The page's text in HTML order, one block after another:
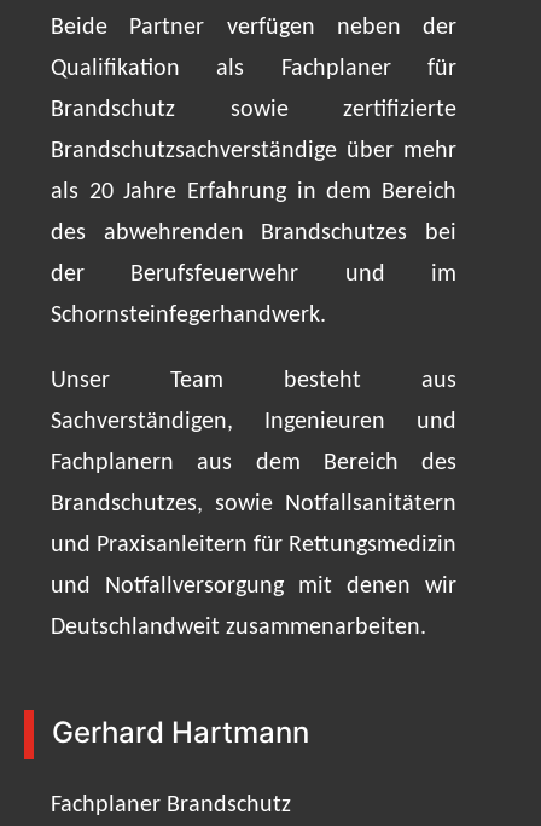
Beide Partner verfügen neben der
Qualifikation als Fachplaner für
Brandschutz sowie zertifizierte
Brandschutzsachverständige über mehr
als 20 Jahre Erfahrung in dem Bereich
des abwehrenden Brandschutzes bei
der Berufsfeuerwehr und im
Schornsteinfegerhandwerk.
Unser Team besteht aus
Sachverständigen, Ingenieuren und
Fachplanern aus dem Bereich des
Brandschutzes, sowie Notfallsanitätern
und Praxisanleitern für Rettungsmedizin
und Notfallversorgung mit denen wir
Deutschlandweit zusammenarbeiten.
Gerhard Hartmann
Fachplaner Brandschutz